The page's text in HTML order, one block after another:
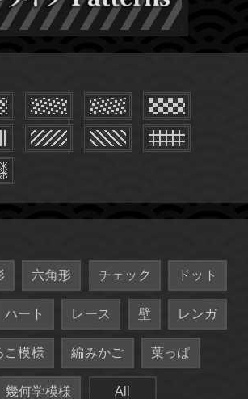
六角形 チェック ドット
ハート レース 壁 レンガ
こ模様 編みかご 葉っぱ
幾何学模様 All